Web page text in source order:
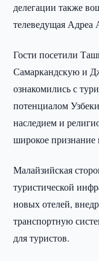
делегации также
телеведущая Адреа
Гости посетили
Самаркандскую и
ознакомились с
потенциалом
наследием и
широкое признание
Малайзийская
туристической
новых отелей,
транспортную
для туристов.